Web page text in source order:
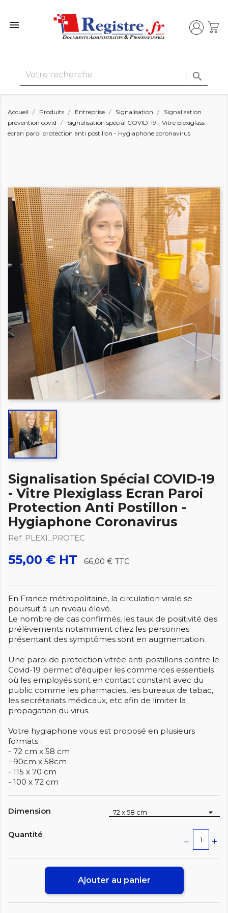


Accueil Produits Entreprise Signalisation
Signalisation
prévention covid
Signalisation spécial COVID-19 - Vitre plexiglass
ecran paroi protection anti postillon - Hygiaphone coronavirus
Signalisation Spécial COVID-19
- Vitre Plexiglass Ecran Paroi
Protection Anti Postillon -
Hygiaphone Coronavirus
Ref. PLEXI_PROTEC
55,00 € HT 66,00 € TTC
En France métropolitaine, la circulation virale se
poursuit à un niveau élevé.
Le nombre de cas confirmés, les taux de positivité des
prélèvements notamment chez les personnes
présentant des symptômes sont en augmentation.
Une paroi de protection vitrée anti-postillons contre le
Covid-19 permet d'équiper les commerces essentiels
où les employés sont en contact constant avec du
public comme les pharmacies, les bureaux de tabac,
les secrétariats médicaux, etc afin de limiter la
propagation du virus.
Votre hygiaphone vous est proposé en plusieurs
formats :
- 72 cm x 58 cm
- 90cm x 58cm
- 115 x 70 cm
- 100 x 72 cm
Dimension
Quantité
Ajouter au panier